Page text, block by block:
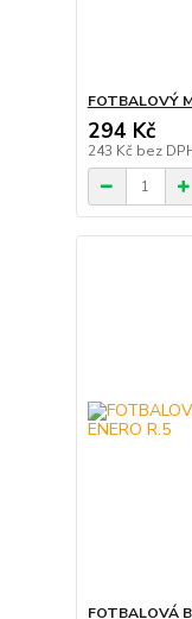
FOTBALOVÝ
294 Kč
243 Kč bez
FOTBALOVÁ